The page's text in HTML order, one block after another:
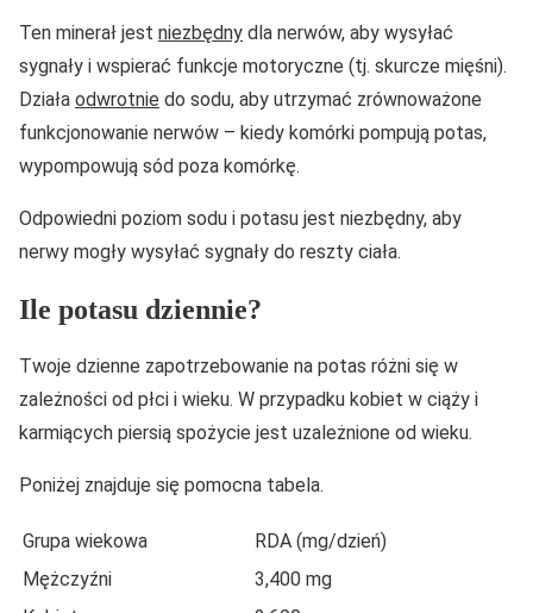
Ten minerał jest niezbędny dla nerwów, aby wysyłać
sygnały i wspierać funkcje motoryczne (tj. skurcze mięśni).
Działa odwrotnie do sodu, aby utrzymać zrównoważone
funkcjonowanie nerwów – kiedy komórki pompują potas,
wypompowują sód poza komórkę.
Odpowiedni poziom sodu i potasu jest niezbędny, aby
nerwy mogły wysyłać sygnały do reszty ciała.
Ile potasu dziennie?
Twoje dzienne zapotrzebowanie na potas różni się w
zależności od płci i wieku. W przypadku kobiet w ciąży i
karmiących piersią spożycie jest uzależnione od wieku.
Poniżej znajduje się pomocna tabela.
Grupa wiekowa
RDA (mg/dzień)
Mężczyźni
3,400 mg